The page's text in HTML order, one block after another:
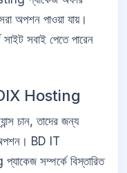
অপশন পাওয়া যায়।
সবাই পেতে পারেন
Hosting
চান, তাদের জন্য
BD IT
সম্পর্কে বিস্তারিত